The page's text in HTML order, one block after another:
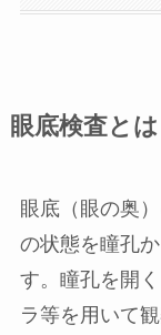
眼底検査とは
眼底（眼の奥
の状態を瞳孔
す。瞳孔を開
ラ等を用いて